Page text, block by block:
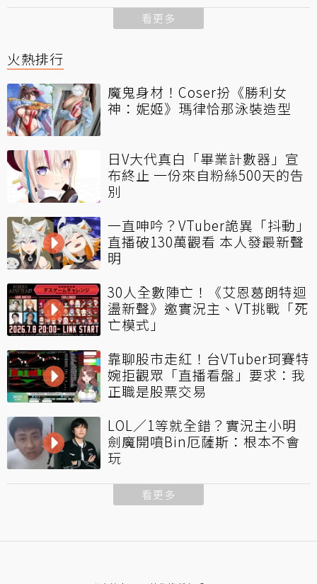
看更多
火熱排行
魔鬼身材！Coser扮《勝利女
神：妮姬》瑪律恰那泳裝造型
日V大代真白「畢業計數器」宣
布終止 一份來自粉絲500天的告
別
一直呻吟？VTuber詭異「抖動」
直播破130萬觀看 本人發最新聲
明
30人全數陣亡！《艾恩葛朗特迴
盪新聲》邀實況主、VT挑戰「死
亡模式」
靠聊股市走紅！台VTuber珂賽特
婉拒觀眾「直播看盤」要求：我
正職是股票交易
LOL／1等就全錯？實況主小明
劍魔開噴Bin厄薩斯：根本不會
玩
看更多